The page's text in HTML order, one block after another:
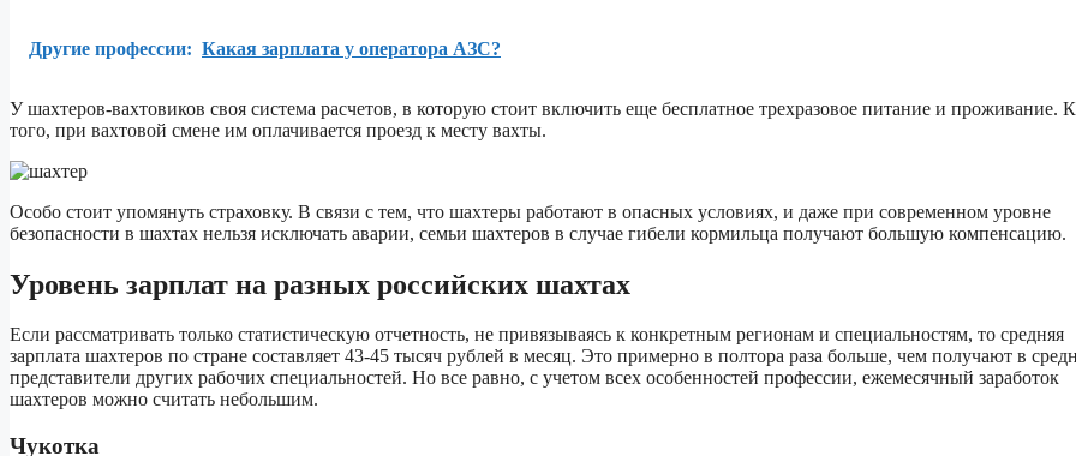
Другие профессии: Какая зарплата у оператора АЗС?
У шахтеров-вахтовиков своя система расчетов, в которую стоит включить еще бесплатное трехразовое питание и проживание.
того, при вахтовой смене им оплачивается проезд к месту вахты.
Особо стоит упомянуть страховку. В связи с тем, что шахтеры работают в опасных условиях, и даже при современном уровне
безопасности в шахтах нельзя исключать аварии, семьи шахтеров в случае гибели кормильца получают большую компенсацию.
Уровень зарплат на разных российских шахтах
Если рассматривать только статистическую отчетность, не привязываясь к конкретным регионам и специальностям, то средняя
зарплата шахтеров по стране составляет 43-45 тысяч рублей в месяц. Это примерно в полтора раза больше, чем получают в
представители других рабочих специальностей. Но все равно, с учетом всех особенностей профессии, ежемесячный заработок
шахтеров можно считать небольшим.
Чукотка